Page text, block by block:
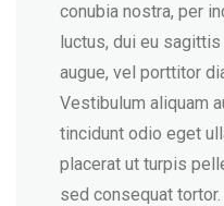
conubia nostra, per
luctus, dui eu
augue, vel porttitor
Vestibulum aliquam
tincidunt odio eget
placerat ut turpis
sed consequat